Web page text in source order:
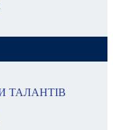
ТАЛАНТІВ